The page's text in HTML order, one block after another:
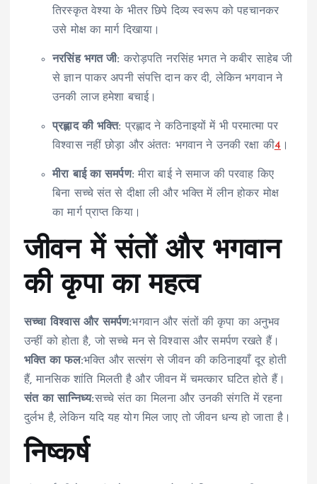
तिरस्कृत वेश्या के भीतर छिपे दिव्य स्वरूप को पहचानकर
उसे मोक्ष का मार्ग दिखाया।
नरसिंह भगत जी: करोड़पति नरसिंह भगत ने कबीर साहेब जी
से ज्ञान पाकर अपनी संपत्ति दान कर दी, लेकिन भगवान ने
उनकी लाज हमेशा बचाई।
प्रह्लाद की भक्ति: प्रह्लाद ने कठिनाइयों में भी परमात्मा पर
विश्वास नहीं छोड़ा और अंततः भगवान ने उनकी रक्षा की4 ।
मीरा बाई का समर्पण: मीरा बाई ने समाज की परवाह किए
बिना सच्चे संत से दीक्षा ली और भक्ति में लीन होकर मोक्ष
का मार्ग प्राप्त किया।
जीवन में संतों और भगवान
की कृपा का महत्व
सच्चा विश्वास और समर्पण:भगवान और संतों की कृपा का अनुभव
उन्हीं को होता है, जो सच्चे मन से विश्वास और समर्पण रखते हैं।
भक्ति का फल:भक्ति और सत्संग से जीवन की कठिनाइयाँ दूर होती
हैं, मानसिक शांति मिलती है और जीवन में चमत्कार घटित होते हैं।
संत का सान्निध्य:सच्चे संत का मिलना और उनकी संगति में रहना
दुर्लभ है, लेकिन यदि यह योग मिल जाए तो जीवन धन्य हो जाता है।
निष्कर्ष